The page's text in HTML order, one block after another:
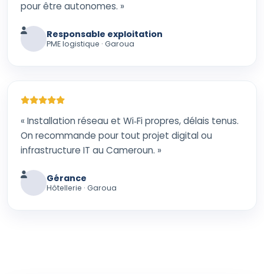
pour être autonomes. »
Responsable exploitation
PME logistique · Garoua
« Installation réseau et Wi‑Fi propres, délais tenus.
On recommande pour tout projet digital ou
infrastructure IT au Cameroun. »
Gérance
Hôtellerie · Garoua